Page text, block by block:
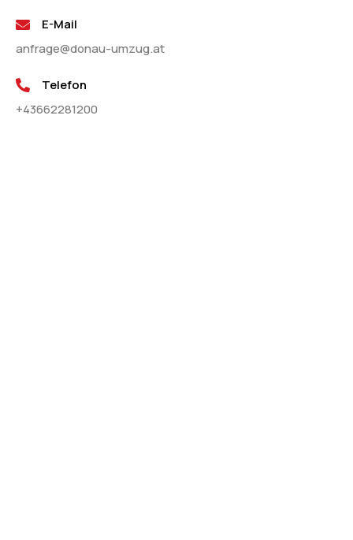
E-Mail
anfrage@donau-umzug.at
Telefon
+43662281200